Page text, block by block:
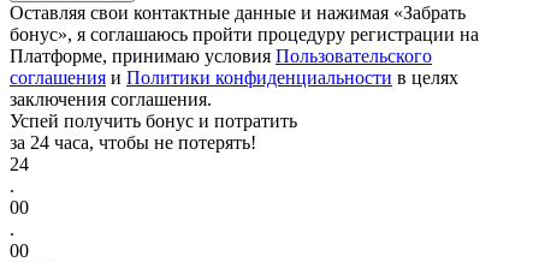
Оставляя свои контактные данные и нажимая «Забрать
бонус», я соглашаюсь пройти процедуру регистрации на
Платформе, принимаю условия Пользовательского
соглашения и Политики конфиденциальности в целях
заключения соглашения.
Успей получить бонус и потратить
за 24 часа, чтобы не потерять!
24
.
00
.
00